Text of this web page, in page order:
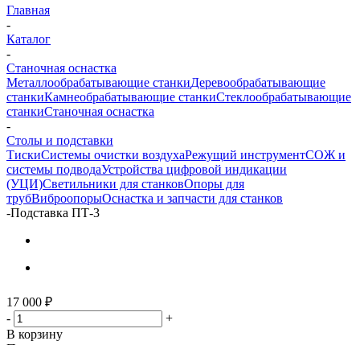
Главная
-
Каталог
-
Станочная оснастка
Металлообрабатывающие станкиДеревообрабатывающие
станкиКамнеобрабатывающие станкиСтеклообрабатывающие
станкиСтаночная оснастка
-
Столы и подставки
ТискиСистемы очистки воздухаРежущий инструментСОЖ и
системы подводаУстройства цифровой индикации
(УЦИ)Светильники для станковОпоры для
трубВиброопорыОснастка и запчасти для станков
-Подставка ПТ-3
17 000 ₽
-
+
В корзину